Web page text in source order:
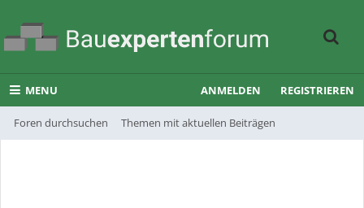
MENU
Foren durchsuchen Themen mit aktuellen Beiträgen
ANMELDEN REGISTRIEREN